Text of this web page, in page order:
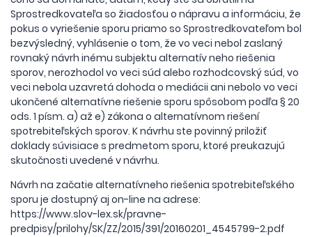
Sprostredkovateľa so žiadosťou o nápravu a informáciu, že
pokus o vyriešenie sporu priamo so Sprostredkovateľom bol
bezvýsledný, vyhlásenie o tom, že vo veci nebol zaslaný
rovnaký návrh inému subjektu alternatív neho riešenia
sporov, nerozhodol vo veci súd alebo rozhodcovský súd, vo
veci nebola uzavretá dohoda o mediácii ani nebolo vo veci
ukončené alternatívne riešenie sporu spôsobom podľa § 20
ods. 1 písm. a) až e) zákona o alternatívnom riešení
spotrebiteľských sporov. K návrhu ste povinný priložiť
doklady súvisiace s predmetom sporu, ktoré preukazujú
skutočnosti uvedené v návrhu.
Návrh na začatie alternatívneho riešenia spotrebiteľského
sporu je dostupný aj on-line na adrese:
https://www.slov-lex.sk/pravne-
predpisy/prilohy/SK/ZZ/2015/391/20160201_4545799-2.pdf